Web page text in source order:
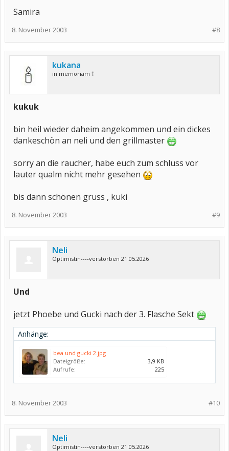
Samira
#8
8. November 2003
kukana
in memoriam †
kukuk
bin heil wieder daheim angekommen und ein dickes
dankeschön an neli und den grillmaster
sorry an die raucher, habe euch zum schluss vor
lauter qualm nicht mehr gesehen
bis dann schönen gruss , kuki
#9
8. November 2003
Neli
Optimistin----verstorben 21.05.2026
Und
jetzt Phoebe und Gucki nach der 3. Flasche Sekt
Anhänge:
bea und gucki 2.jpg
Dateigröße:
3,9 KB
Aufrufe:
225
#10
8. November 2003
Neli
Optimistin----verstorben 21.05.2026